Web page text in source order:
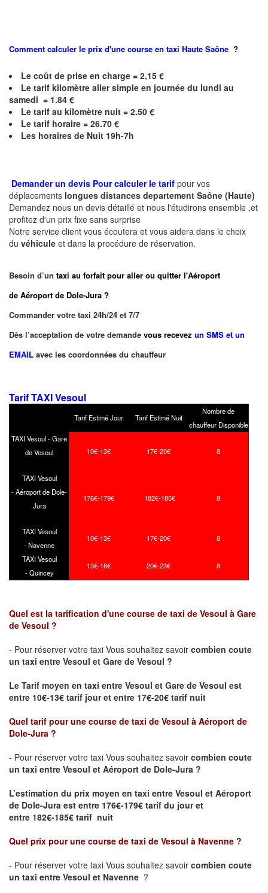
Comment calculer le prix d'une course en taxi Haute Saône ?
Le coût de prise en charge = 2,15 €
Le tarif kilomètre aller simple en journée du lundi au
samedi = 1.84 €
Le tarif au kilomètre nuit = 2.50 €
Le tarif horaire = 26.70 €
Les horaires de Nuit 19h-7h
Demander un devis Pour calculer le tarif pour vos
déplacements longues distances departement Saône (Haute)
Demandez nous un devis détaillé et nous l'étudirons ensemble .et
profitez d'un prix fixe sans surprise
Notre service client vous écoutera et vous aidera dans le choix
du véhicule et dans la procédure de réservation.
Besoin d’un taxi au forfait pour aller ou quitter l'Aéroport
de Aéroport de Dole-Jura ?
Commander votre taxi 24h/24 et 7/7
Dès l’acceptation de votre demande vous recevez un SMS et un
EMAIL avec les coordonnées du chauffeur
Tarif TAXI Vesoul
Tarif Estimé Jour Tarif Estimé Nuit
Nombre de
chauffeur Disponible
TAXI Vesoul - Gare
de Vesoul
10€-13€ 17€-20€ 8
TAXI Vesoul
- Aéroport de Dole-
Jura
176€-179€ 182€-185€ 8
TAXI Vesoul
- Navenne
10€-13€ 17€-20€ 8
TAXI Vesoul
- Quincey
13€-16€ 20€-23€ 8
Quel est la tarification d'une course de taxi de Vesoul à Gare
de Vesoul ?
- Pour réserver votre taxi Vous souhaitez savoir combien coute
un taxi entre Vesoul et Gare de Vesoul ?
Le Tarif moyen en taxi entre Vesoul et Gare de Vesoul est
entre 10€-13€ tarif jour et entre 17€-20€ tarif nuit
Quel tarif pour une course de taxi de Vesoul à Aéroport de
Dole-Jura ?
- Pour réserver votre taxi Vous souhaitez savoir combien coute
un taxi entre Vesoul et Aéroport de Dole-Jura ?
L’estimation du prix moyen en taxi entre Vesoul et Aéroport
de Dole-Jura est entre 176€-179€ tarif du jour et
entre 182€-185€ tarif nuit
Quel prix pour une course de taxi de Vesoul à Navenne ?
- Pour réserver votre taxi Vous souhaitez savoir combien coute
un taxi entre Vesoul et Navenne ?